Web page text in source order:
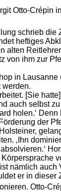
Otto-
schrieb
heftiges
von ihm zur
in
werden.
[Sie
auch selbst
holen.‘
der
‚Ihn
nämlich
er in
Otto-